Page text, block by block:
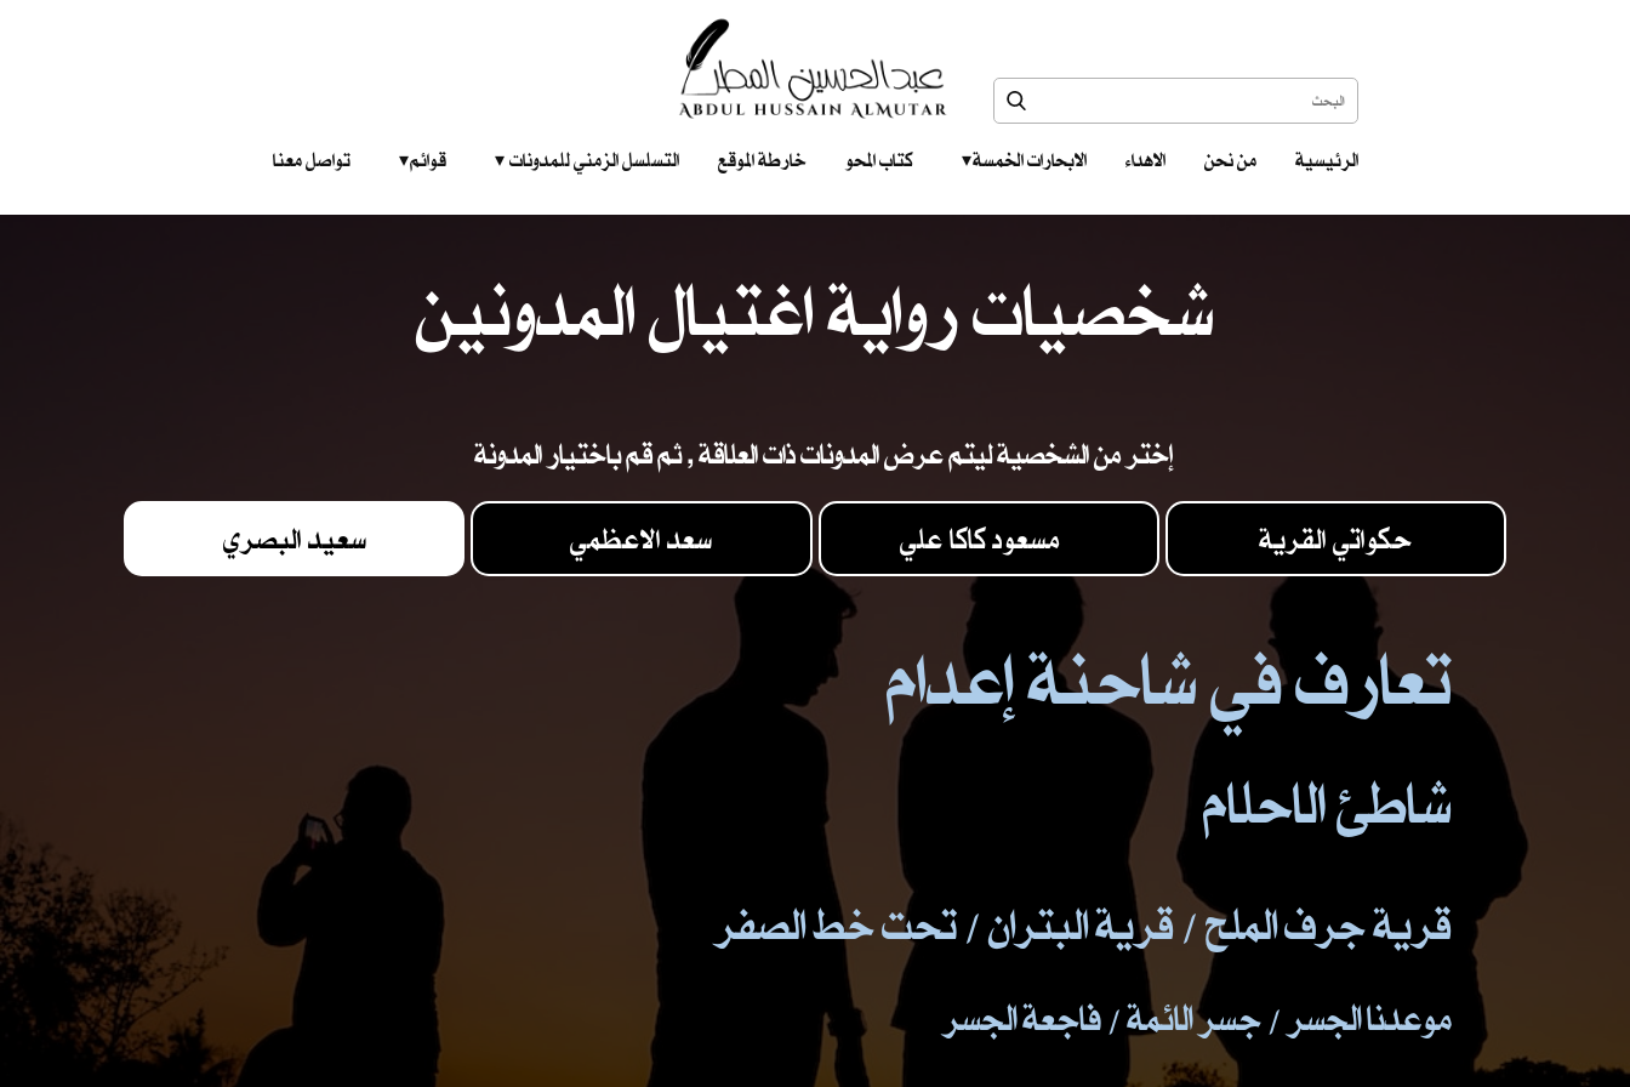
الرئيسية من نحن الاهداء الابحارات الخمسة ‎ ‎ ‎ كتاب المحو خارطة الموقع التسلسل الزمني للمدونات‎ ‎ ‎ ‎ ‎ قوائم‎ ‎ ‎ ‎ تواصل معنا
شخصيات رواية اغتيال المدونين
إختر من الشخصية ليتم عرض المدونات ذات العلاقة , ثم قم باختيار المدونة
سعيد البصري
سعد الاعظمي مسعود كاكا علي حكواتي القرية
تعارف في شاحنة إعدام
شاطئ الاحلام
قرية جرف الملح / قرية البتران / تحت خط الصفر
موعدنا الجسر / جسر الائمة / فاجعة الجسر